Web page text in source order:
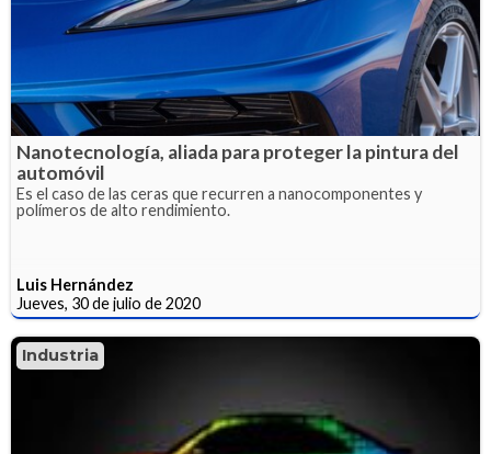
Nanotecnología, aliada para proteger la pintura del
automóvil
Es el caso de las ceras que recurren a nanocomponentes y
polímeros de alto rendimiento.
Luis Hernández
Jueves, 30 de julio de 2020
Industria